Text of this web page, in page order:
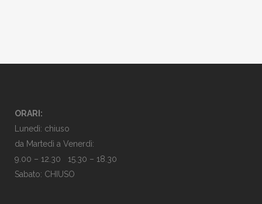
ORARI:
Lunedì: chiuso
da Martedì a Venerdì:
9.00 – 12.30 15.30 – 18.30
Sabato: CHIUSO